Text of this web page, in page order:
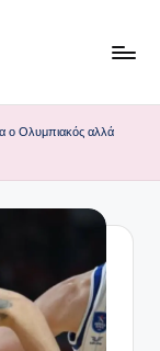
ο Ολυμπιακός αλλά